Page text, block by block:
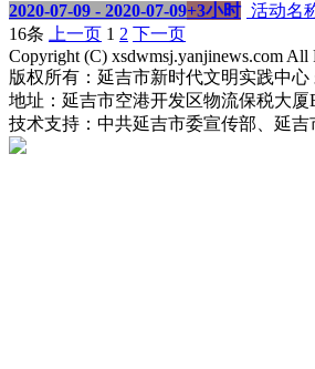
2020-07-09 - 2020-07-09+3小时 活动名
16条
上一页 1 2 下一页
Copyright (C) xsdwmsj.yanjinews.com All
版权所有：延吉市新时代文明实践中
地址：延吉市空港开发区物流保税大厦
技术支持：中共延吉市委宣传部、延